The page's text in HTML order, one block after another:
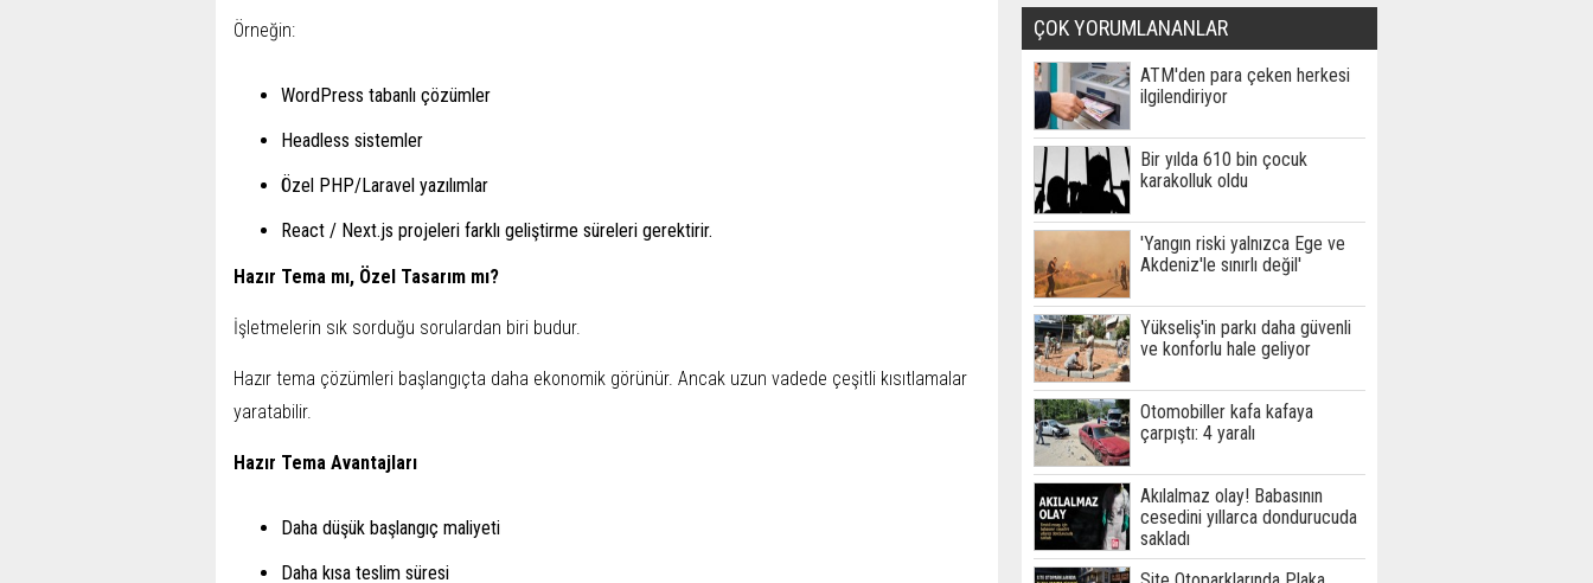
Örneğin:
WordPress tabanlı çözümler
Headless sistemler
Özel PHP/Laravel yazılımlar
React / Next.js projeleri farklı geliştirme süreleri gerektirir.
Hazır Tema mı, Özel Tasarım mı?
İşletmelerin sık sorduğu sorulardan biri budur.
Hazır tema çözümleri başlangıçta daha ekonomik görünür. Ancak uzun vadede çeşitli kısıtlamalar
yaratabilir.
Hazır Tema Avantajları
Daha düşük başlangıç maliyeti
Daha kısa teslim süresi
ÇOK YORUMLANANLAR
ATM'den para çeken herkesi
ilgilendiriyor
Bir yılda 610 bin çocuk
karakolluk oldu
'Yangın riski yalnızca Ege ve
Akdeniz'le sınırlı değil'
Yükseliş'in parkı daha güvenli
ve konforlu hale geliyor
Otomobiller kafa kafaya
çarpıştı: 4 yaralı
Akılalmaz olay! Babasının
cesedini yıllarca dondurucuda
sakladı